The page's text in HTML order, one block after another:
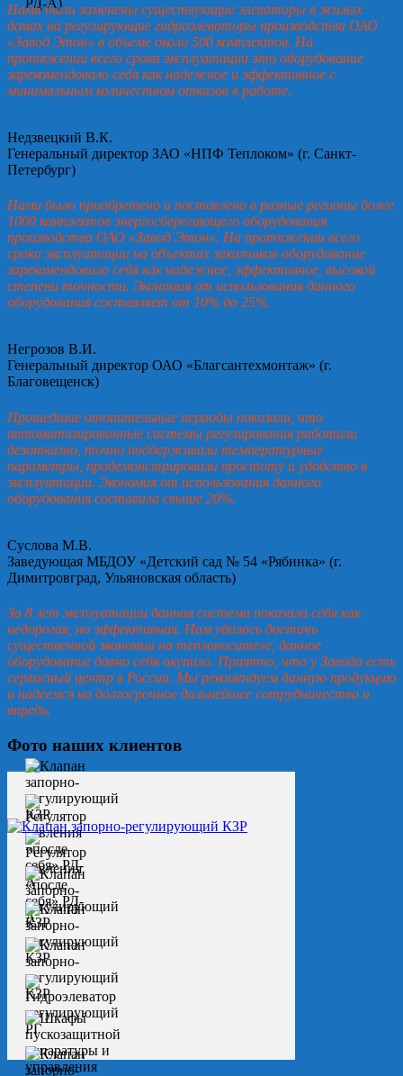
Нами были заменены существующие элеваторы в жилых
домах на регулирующие гидроэлеваторы производства ОАО
«Завод Этон» в объеме около 500 комплектов. На
протяжении всего срока эксплуатации это оборудование
зарекомендовало себя как надежное и эффективное с
минимальным количеством отказов в работе.
Недзвецкий В.К.
Генеральный директор ЗАО «НПФ Теплоком» (г. Санкт-
Петербург)
Нами было приобретено и поставлено в разные регионы более
1000 комплектов энергосберегающего оборудования
производства ОАО «Завод Этон». На протяжении всего
срока эксплуатации на объектах заказчиков оборудование
зарекомендовало себя как надежное, эффективное, высокой
степени точности. Экономия от использования данного
оборудования составляет от 10% до 25%.
Негрозов В.И.
Генеральный директор ОАО «Благсантехмонтаж» (г.
Благовещенск)
Прошедшие отопительные периоды показали, что
автоматизированные системы регулирования работали
безотказно, точно поддерживали температурные
параметры, продемонстрировали простоту и удобство в
эксплуатации. Экономия от использования данного
оборудования составила свыше 20%.
Суслова М.В.
Заведующая МБДОУ «Детский сад № 54 «Рябинка» (г.
Димитровград, Ульяновская область)
За 8 лет эксплуатации данная система показала себя как
недорогая, но эффективная. Нам удалось достичь
существенной экономии на теплоносителе, данное
оборудование давно себя окупило. Приятно, что у Завода есть
сервисный центр в России. Мы рекомендуем данную продукцию
и надеемся на долгосрочное дальнейшее сотрудничество и
впредь.
Фото наших клиентов